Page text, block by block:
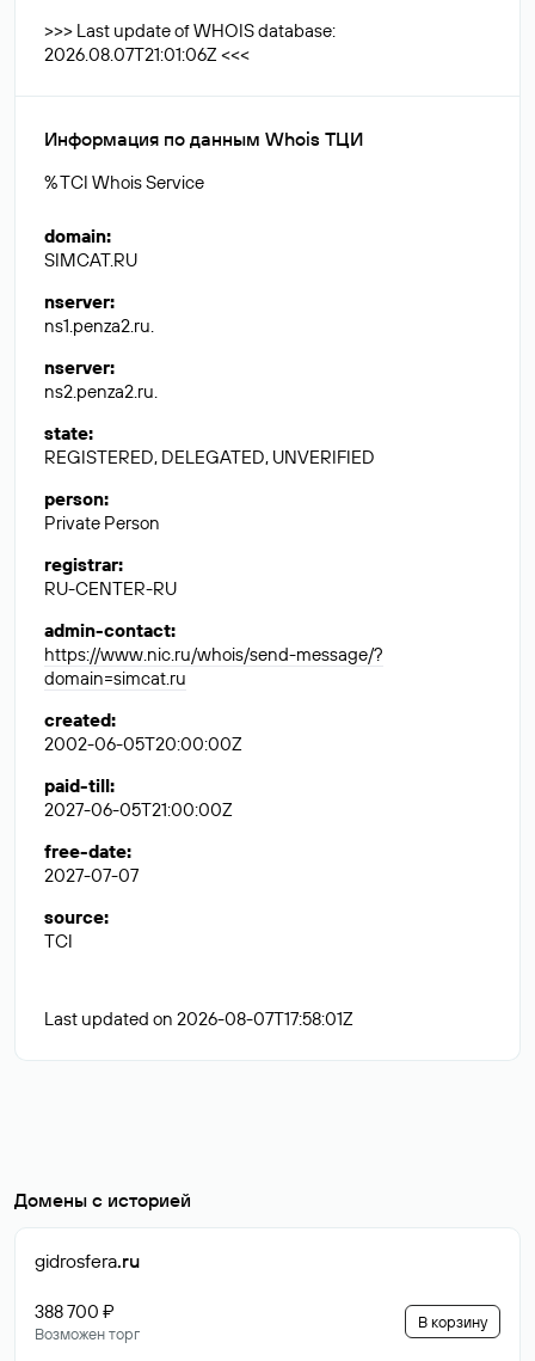
>>> Last update of WHOIS database:
2026.08.07T21:01:06Z <<<
Информация по данным Whois ТЦИ
% TCI Whois Service
domain:
SIMCAT.RU
nserver:
ns1.penza2.ru.
nserver:
ns2.penza2.ru.
state:
REGISTERED, DELEGATED, UNVERIFIED
person:
Private Person
registrar:
RU-CENTER-RU
admin-contact:
https://www.nic.ru/whois/send-message/?
domain=simcat.ru
created:
2002-06-05T20:00:00Z
paid-till:
2027-06-05T21:00:00Z
free-date:
2027-07-07
source:
TCI
Last updated on 2026-08-07T17:58:01Z
Домены с историей
gidrosfera.ru
388 700 ₽
Возможен торг
В корзину